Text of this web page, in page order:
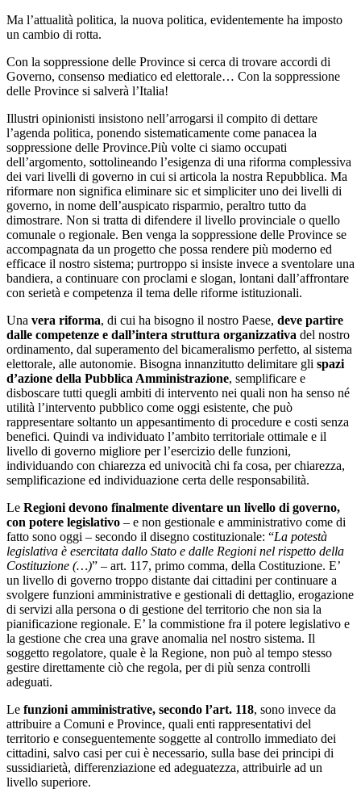
Ma l’attualità politica, la nuova politica, evidentemente ha imposto
un cambio di rotta.
Con la soppressione delle Province si cerca di trovare accordi di
Governo, consenso mediatico ed elettorale… Con la soppressione
delle Province si salverà l’Italia!
Illustri opinionisti insistono nell’arrogarsi il compito di dettare
l’agenda politica, ponendo sistematicamente come panacea la
soppressione delle Province.Più volte ci siamo occupati
dell’argomento, sottolineando l’esigenza di una riforma complessiva
dei vari livelli di governo in cui si articola la nostra Repubblica. Ma
riformare non significa eliminare sic et simpliciter uno dei livelli di
governo, in nome dell’auspicato risparmio, peraltro tutto da
dimostrare. Non si tratta di difendere il livello provinciale o quello
comunale o regionale. Ben venga la soppressione delle Province se
accompagnata da un progetto che possa rendere più moderno ed
efficace il nostro sistema; purtroppo si insiste invece a sventolare una
bandiera, a continuare con proclami e slogan, lontani dall’affrontare
con serietà e competenza il tema delle riforme istituzionali.
Una vera riforma, di cui ha bisogno il nostro Paese, deve partire
dalle competenze e dall’intera struttura organizzativa del nostro
ordinamento, dal superamento del bicameralismo perfetto, al sistema
elettorale, alle autonomie. Bisogna innanzitutto delimitare gli spazi
d’azione della Pubblica Amministrazione, semplificare e
disboscare tutti quegli ambiti di intervento nei quali non ha senso né
utilità l’intervento pubblico come oggi esistente, che può
rappresentare soltanto un appesantimento di procedure e costi senza
benefici. Quindi va individuato l’ambito territoriale ottimale e il
livello di governo migliore per l’esercizio delle funzioni,
individuando con chiarezza ed univocità chi fa cosa, per chiarezza,
semplificazione ed individuazione certa delle responsabilità.
Le Regioni devono finalmente diventare un livello di governo,
con potere legislativo – e non gestionale e amministrativo come di
fatto sono oggi – secondo il disegno costituzionale: “La potestà
legislativa è esercitata dallo Stato e dalle Regioni nel rispetto della
Costituzione (…)” – art. 117, primo comma, della Costituzione. E’
un livello di governo troppo distante dai cittadini per continuare a
svolgere funzioni amministrative e gestionali di dettaglio, erogazione
di servizi alla persona o di gestione del territorio che non sia la
pianificazione regionale. E’ la commistione fra il potere legislativo e
la gestione che crea una grave anomalia nel nostro sistema. Il
soggetto regolatore, quale è la Regione, non può al tempo stesso
gestire direttamente ciò che regola, per di più senza controlli
adeguati.
Le funzioni amministrative, secondo l’art. 118, sono invece da
attribuire a Comuni e Province, quali enti rappresentativi del
territorio e conseguentemente soggette al controllo immediato dei
cittadini, salvo casi per cui è necessario, sulla base dei principi di
sussidiarietà, differenziazione ed adeguatezza, attribuirle ad un
livello superiore.